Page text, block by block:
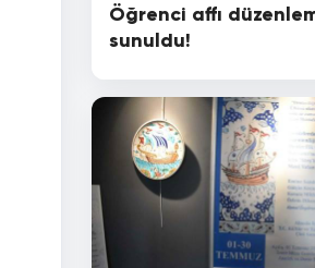
Öğrenci affı
sunuldu!